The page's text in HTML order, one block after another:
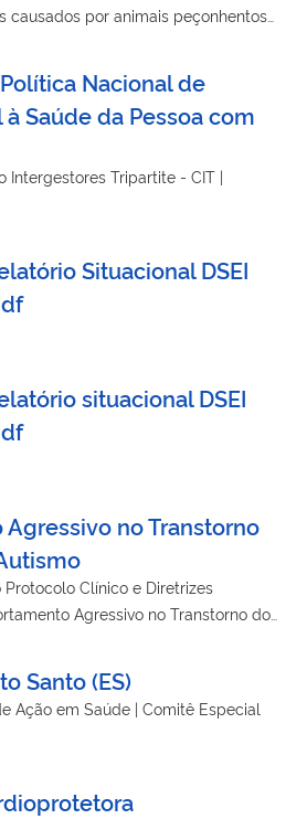
causados por animais peçonhentos
Nacional de
Saúde da Pessoa com
Intergestores Tripartite - CIT |
Situacional DSEI
situacional DSEI
no Transtorno
Protocolo Clínico e Diretrizes
Agressivo no Transtorno do
Santo (ES)
Ação em Saúde | Comitê Especial